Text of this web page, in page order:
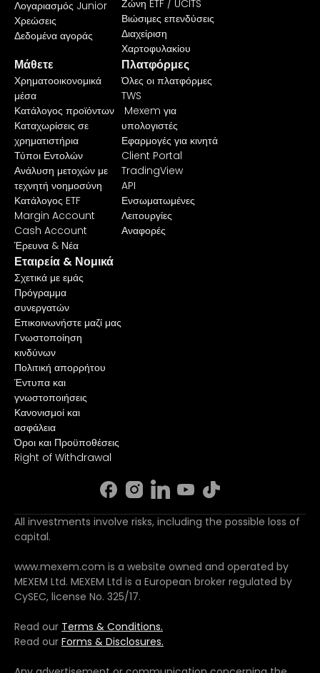
Λογαριασμός Junior
Χρεώσεις
Δεδομένα αγοράς
Ζώνη ETF / UCITS
Βιώσιμες επενδύσεις
Διαχείριση
Χαρτοφυλακίου
Μάθετε
Χρηματοοικονομικά
μέσα
Κατάλογος προϊόντων
Καταχωρίσεις σε
χρηματιστήρια
Τύποι Εντολών
Ανάλυση μετοχών με
τεχνητή νοημοσύνη
Κατάλογος ETF
Margin Account
Cash Account
Έρευνα & Νέα
Πλατφόρμες
Όλες οι πλατφόρμες
TWS
Mexem για
υπολογιστές
Εφαρμογές για κινητά
Client Portal
TradingView
API
Ενσωματωμένες
Λειτουργίες
Αναφορές
Εταιρεία & Νομικά
Σχετικά με εμάς
Πρόγραμμα
συνεργατών
Επικοινωνήστε μαζί μας
Γνωστοποίηση
κινδύνων
Πολιτική απορρήτου
Έντυπα και
γνωστοποιήσεις
Κανονισμοί και
ασφάλεια
Όροι και Προϋποθέσεις
Right of Withdrawal
All investments involve risks, including the possible loss of
capital.
www.mexem.com is a website owned and operated by
MEXEM Ltd. MEXEM Ltd is a European broker regulated by
CySEC, license No. 325/17.
Read our Terms & Conditions.
Read our Forms & Disclosures.